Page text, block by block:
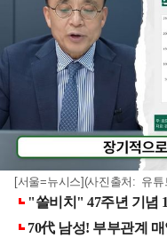
[서울=뉴시스](사진출처: 유